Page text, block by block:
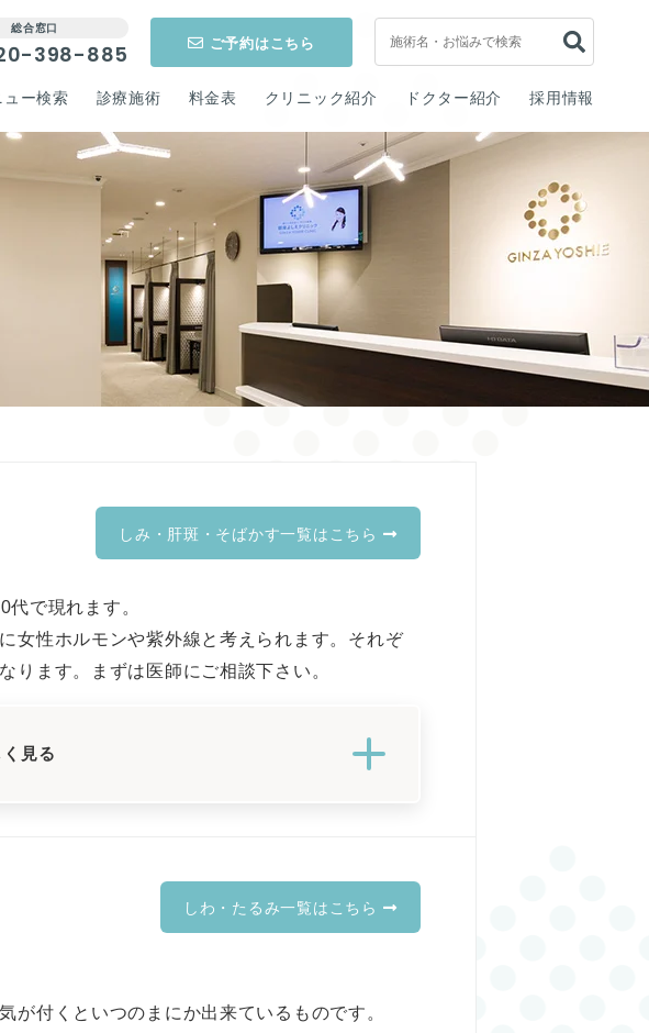
総合窓口
398-885 ご予約はこちら
ュー検索 診療施術 料金表 クリニック紹介 ドクター紹介 採用情報
しみ・肝斑・そばかす一覧はこちら
で現れます。
女性ホルモンや紫外線と考えられます。それぞ
ります。まずは医師にご相談下さい。
見る
しわ・たるみ一覧はこちら
が付くといつのまにか出来ているものです。